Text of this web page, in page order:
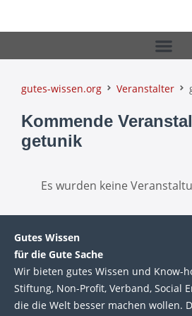
gutes-wissen.org Veranstalter
Kommende
getunik
Es wurden keine
Gutes Wissen
für die Gute Sache
Wir bie­ten gutes Wis­sen und Know-
Stif­tung, Non-Profit, Ver­band, Social
die die Welt bes­ser machen wol­len.